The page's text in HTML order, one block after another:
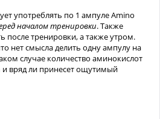
употреблять по 1 ампуле Amino
началом тренировки. Также
после тренировки, а также утром.
нет смысла делить одну ампулу на
случае количество аминокислот
вряд ли принесет ощутимый